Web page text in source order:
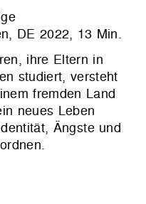
DE 2022, 13 Min.
ihre Eltern in
studiert, versteht
fremden Land
neues Leben
Ängste und